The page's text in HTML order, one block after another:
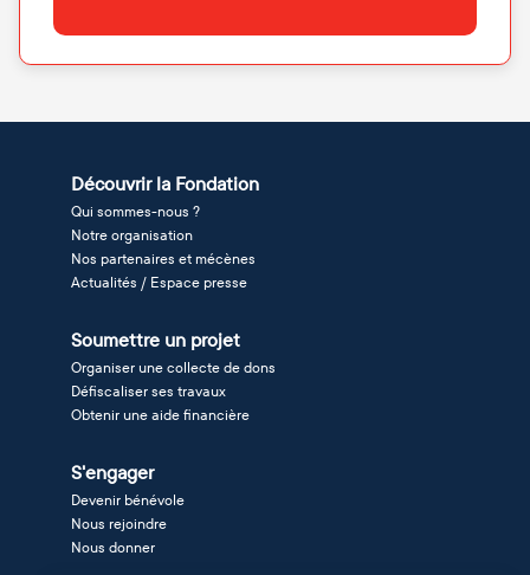
Découvrir la Fondation
Qui sommes-nous ?
Notre organisation
Nos partenaires et mécènes
Actualités / Espace presse
Soumettre un projet
Organiser une collecte de dons
Défiscaliser ses travaux
Obtenir une aide financière
S'engager
Devenir bénévole
Nous rejoindre
Nous donner